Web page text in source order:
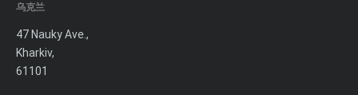
乌克兰
47 Nauky Ave.,
Kharkiv,
61101